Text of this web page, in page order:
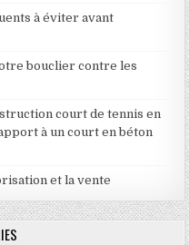
à éviter avant
bouclier contre les
court de tennis en
à un court en béton
et la vente